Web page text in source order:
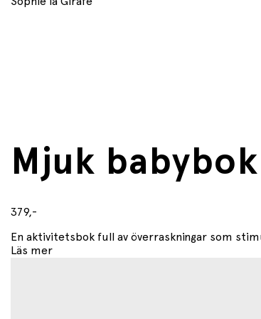
Produktspecifikationer
• Upphängningskrok
Mjuk
379,-
En aktivitetsbok full av överraskningar som
Läs mer